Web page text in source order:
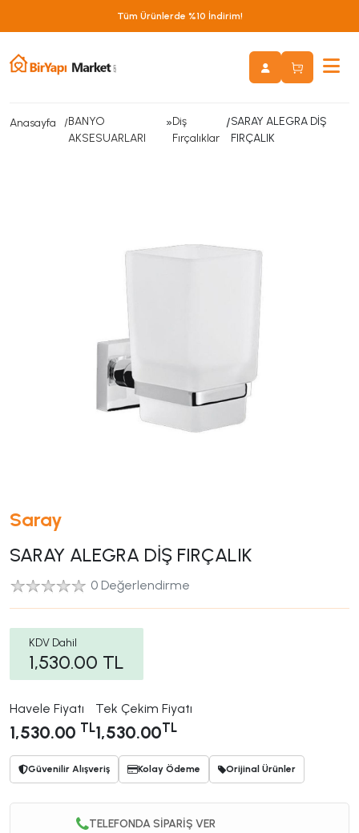
Tüm Ürünlerde %10 İndirim!
Anasayfa
BANYO
AKSESUARLARI
»Diş
Fırçalıklar
/SARAY ALEGRA DİŞ
FIRÇALIK
Saray
SARAY ALEGRA DİŞ FIRÇALIK
0 Değerlendirme
KDV Dahil
1,530.00 TL
Havele Fiyatı
1,530.00 TL
Tek Çekim Fiyatı
1,530.00TL
Güvenilir Alışveriş Kolay Ödeme Orijinal Ürünler
TELEFONDA SİPARİŞ VER